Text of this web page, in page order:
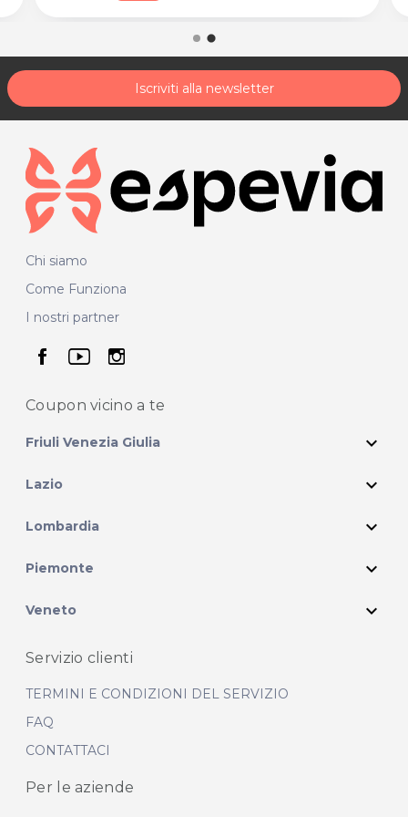
Iscriviti alla newsletter
Chi siamo
Come Funziona
I nostri partner
seguici su facebook
seguici su youtube
seguici su instagram
Coupon vicino a te
Friuli Venezia Giulia expand_more
Lazio expand_more
Lombardia expand_more
Piemonte expand_more
Veneto expand_more
Servizio clienti
TERMINI E CONDIZIONI DEL SERVIZIO
FAQ
CONTATTACI
Per le aziende